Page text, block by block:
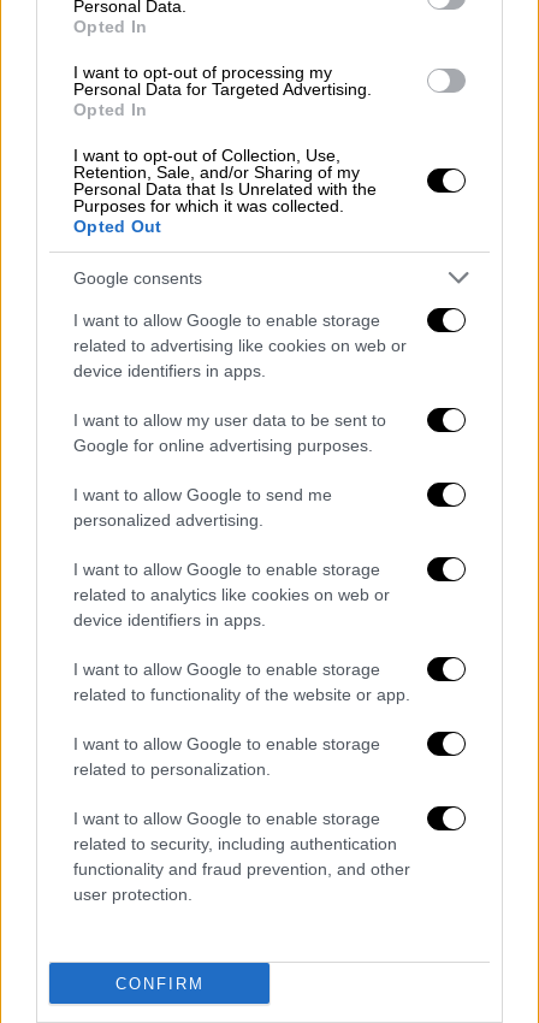
Personal Data.
Opted In
I want to opt-out of processing my
Personal Data for Targeted Advertising.
Opted In
I want to opt-out of Collection, Use,
Retention, Sale, and/or Sharing of my
Personal Data that Is Unrelated with the
Purposes for which it was collected.
Opted Out
Google consents
I want to allow Google to enable storage
related to advertising like cookies on web or
device identifiers in apps.
I want to allow my user data to be sent to
Google for online advertising purposes.
I want to allow Google to send me
personalized advertising.
I want to allow Google to enable storage
related to analytics like cookies on web or
device identifiers in apps.
I want to allow Google to enable storage
related to functionality of the website or app.
I want to allow Google to enable storage
related to personalization.
I want to allow Google to enable storage
related to security, including authentication
functionality and fraud prevention, and other
user protection.
CONFIRM
Μαζί τους πρωταγωνιστεί ένα πολυάριθμο
(Sienna Miller), Σαμ Γουέρθινγκτον (Sam
Worthington), Ντάνι Χιούστον (Danny
Huston) και Γουίλ Πάτον (Will Patton).
video
Απαντώντας στο σχόλιο του γιου του ότι
τον «παγίδευσε» ο διάσημος ηθοποιός είπε
χαρακτηριστικά: «Το έκανα. Βρήκα πώς να
τον έχω κοντά μου. Δεν θα είναι ξανά τόσο
νέος, δεν θα είναι ξανά τόσο γλυκός και
όμορφος, θα μεγαλώσει και θα γίνει ένας
νεαρός άνδρας. Είναι πολύ καλός στην
Το πρότζεκτ αποτελεί ένα
για σχεδόν τρεις δεκαετίες για τον Κόστνερ,
ο οποίος υποθήκευσε ακόμη και το σπίτι του
στην Σάντα Μπάρμπαρα για να βοηθήσει στην
υλοποίησή του.
κινηματογράφους στις 28 Ιουνίου, το
δεύτερο στις 16 Αυγούστου ενώ οι άλλες